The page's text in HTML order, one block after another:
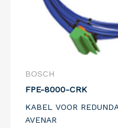
BOSCH
FPE-8000-CRK
KABEL VOOR
AVENAR